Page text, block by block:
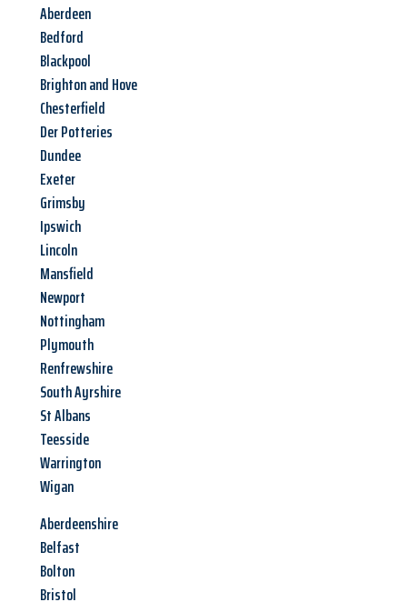
Aberdeen
Bedford
Blackpool
Brighton and Hove
Chesterfield
Der Potteries
Dundee
Exeter
Grimsby
Ipswich
Lincoln
Mansfield
Newport
Nottingham
Plymouth
Renfrewshire
South Ayrshire
St Albans
Teesside
Warrington
Wigan
Aberdeenshire
Belfast
Bolton
Bristol